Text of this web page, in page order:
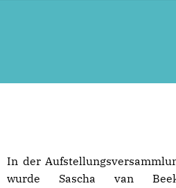
In der
wurde Sascha van